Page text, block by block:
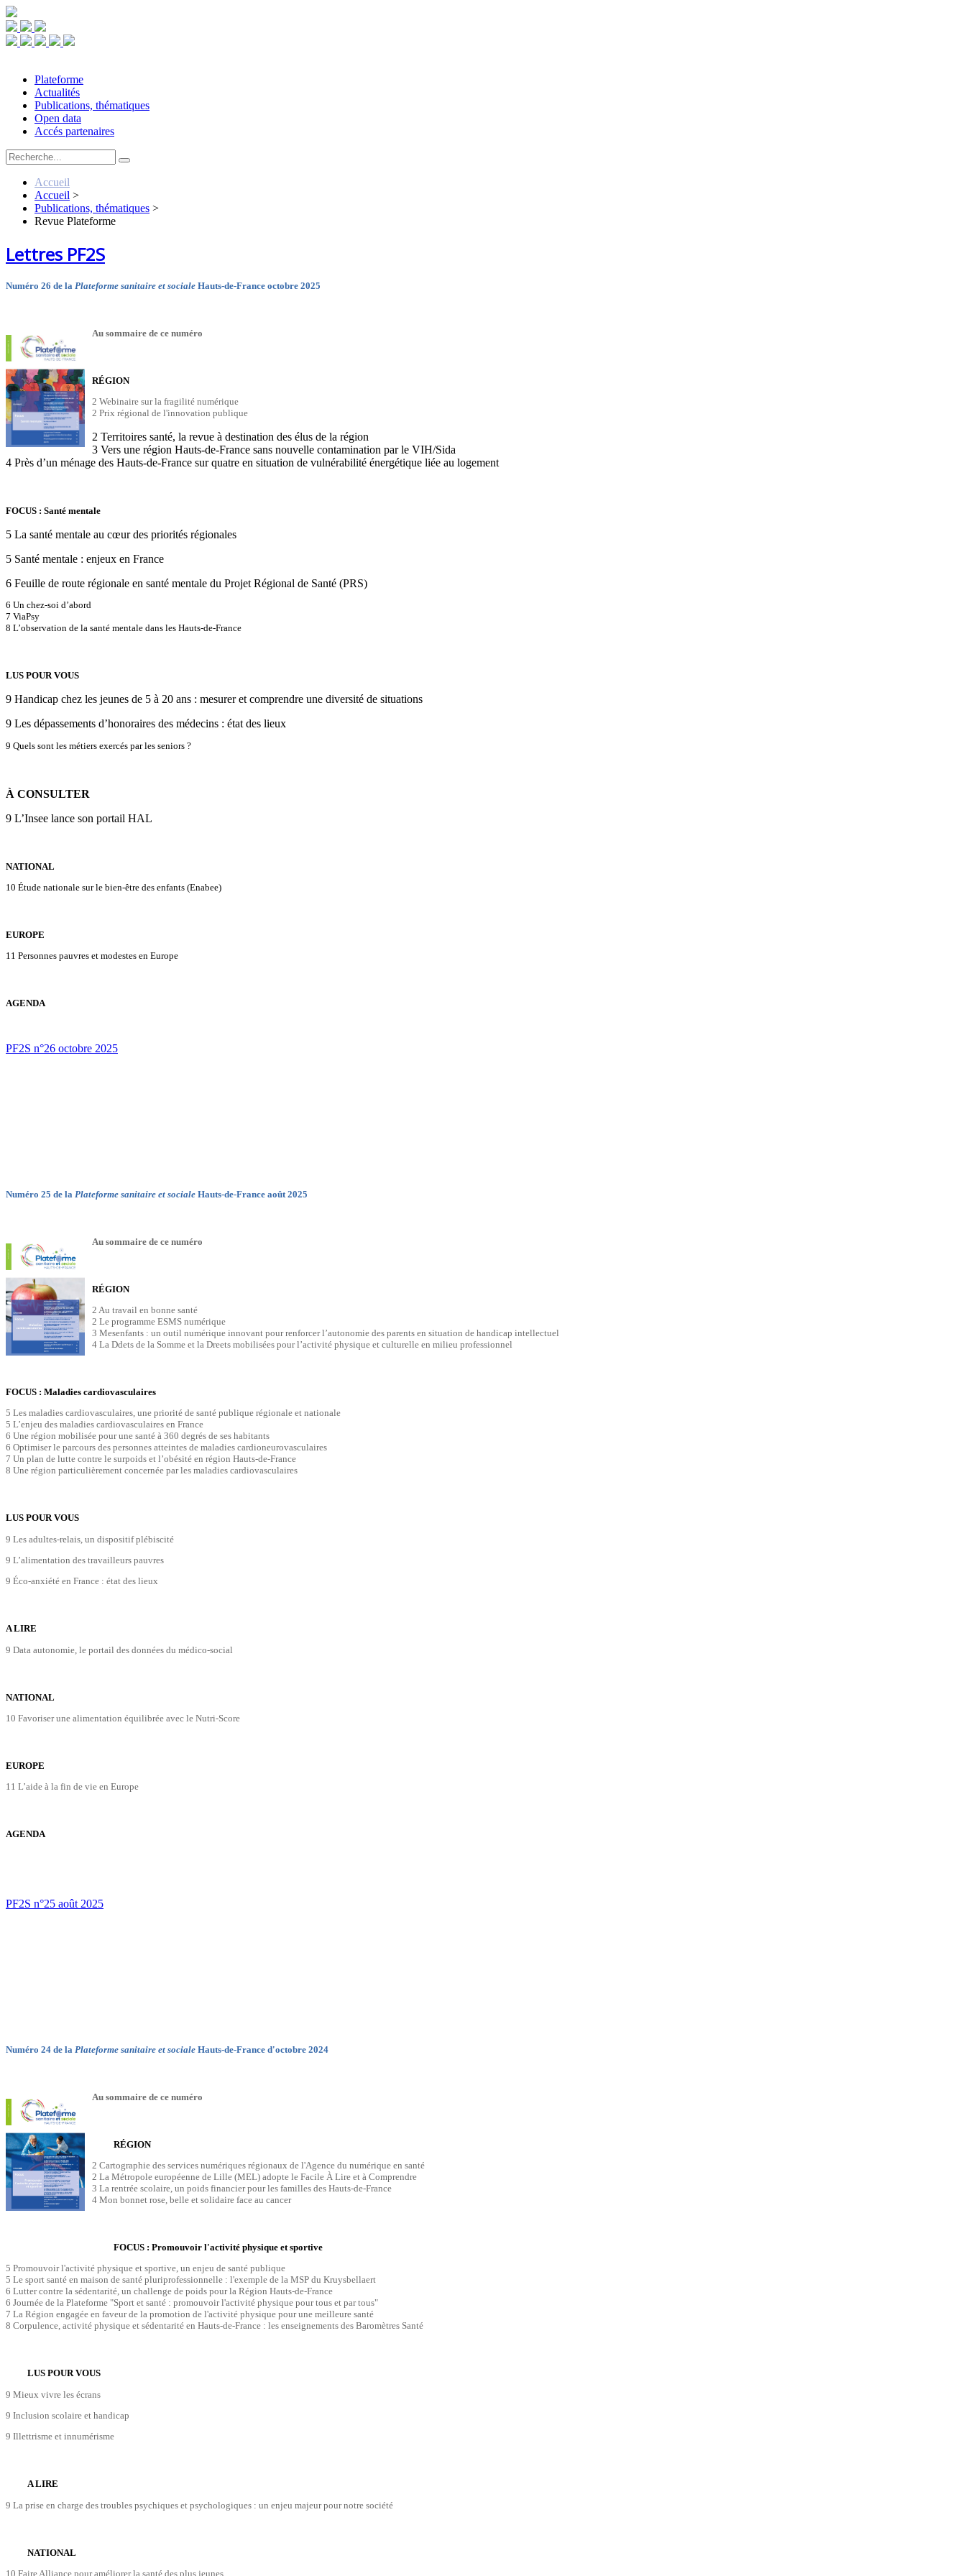
Plateforme
Actualités
Publications, thématiques
Open data
Accés partenaires
Accueil
Accueil >
Publications, thématiques >
Revue Plateforme
Lettres PF2S
Numéro 26 de la Plateforme sanitaire et sociale Hauts-de-France octobre 2025
Au sommaire de ce numéro
RÉGION
2 Webinaire sur la fragilité numérique
2 Prix régional de l'innovation publique
2 Territoires santé, la revue à destination des élus de la région
3 Vers une région Hauts-de-France sans nouvelle contamination par le VIH/Sida
4 Près d’un ménage des Hauts-de-France sur quatre en situation de vulnérabilité énergétique liée au logement
FOCUS : Santé mentale
5 La santé mentale au cœur des priorités régionales
5 Santé mentale : enjeux en France
6 Feuille de route régionale en santé mentale du Projet Régional de Santé (PRS)
6 Un chez-soi d’abord
7 ViaPsy
8 L’observation de la santé mentale dans les Hauts-de-France
LUS POUR VOUS
9 Handicap chez les jeunes de 5 à 20 ans : mesurer et comprendre une diversité de situations
9 Les dépassements d’honoraires des médecins : état des lieux
9 Quels sont les métiers exercés par les seniors ?
À CONSULTER
9 L’Insee lance son portail HAL
NATIONAL
10 Étude nationale sur le bien-être des enfants (Enabee)
EUROPE
11 Personnes pauvres et modestes en Europe
AGENDA
PF2S n°26 octobre 2025
Numéro 25 de la Plateforme sanitaire et sociale Hauts-de-France août 2025
Au sommaire de ce numéro
RÉGION
2 Au travail en bonne santé
2 Le programme ESMS numérique
3 Mesenfants : un outil numérique innovant pour renforcer l’autonomie des parents en situation de handicap intellectuel
4 La Ddets de la Somme et la Dreets mobilisées pour l’activité physique et culturelle en milieu professionnel
FOCUS : Maladies cardiovasculaires
5 Les maladies cardiovasculaires, une priorité de santé publique régionale et nationale
5 L’enjeu des maladies cardiovasculaires en France
6 Une région mobilisée pour une santé à 360 degrés de ses habitants
6 Optimiser le parcours des personnes atteintes de maladies cardioneurovasculaires
7 Un plan de lutte contre le surpoids et l’obésité en région Hauts-de-France
8 Une région particulièrement concernée par les maladies cardiovasculaires
LUS POUR VOUS
9 Les adultes-relais, un dispositif plébiscité
9 L’alimentation des travailleurs pauvres
9 Éco-anxiété en France : état des lieux
A LIRE
9 Data autonomie, le portail des données du médico-social
NATIONAL
10 Favoriser une alimentation équilibrée avec le Nutri-Score
EUROPE
11 L’aide à la fin de vie en Europe
AGENDA
PF2S n°25 août 2025
Numéro 24 de la Plateforme sanitaire et sociale Hauts-de-France d'octobre 2024
Au sommaire de ce numéro
RÉGION
2 Cartographie des services numériques régionaux de l'Agence du numérique en santé
2 La Métropole européenne de Lille (MEL) adopte le Facile À Lire et à Comprendre
3 La rentrée scolaire, un poids financier pour les familles des Hauts-de-France
4 Mon bonnet rose, belle et solidaire face au cancer
FOCUS : Promouvoir l'activité physique et sportive
5 Promouvoir l'activité physique et sportive, un enjeu de santé publique
5 Le sport santé en maison de santé pluriprofessionnelle : l'exemple de la MSP du Kruysbellaert
6 Lutter contre la sédentarité, un challenge de poids pour la Région Hauts-de-France
6 Journée de la Plateforme "Sport et santé : promouvoir l'activité physique pour tous et par tous"
7 La Région engagée en faveur de la promotion de l'activité physique pour une meilleure santé
8 Corpulence, activité physique et sédentarité en Hauts-de-France : les enseignements des Baromètres Santé
LUS POUR VOUS
9 Mieux vivre les écrans
9 Inclusion scolaire et handicap
9 Illettrisme et innumérisme
A LIRE
9 La prise en charge des troubles psychiques et psychologiques : un enjeu majeur pour notre société
NATIONAL
10 Faire Alliance pour améliorer la santé des plus jeunes